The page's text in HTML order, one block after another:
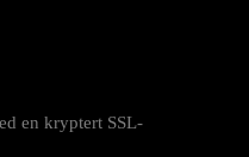
en kryptert SSL-